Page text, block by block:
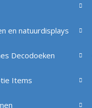
en natuurdisplays
Decodoeken
Items